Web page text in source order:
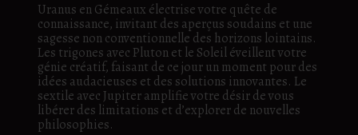
Uranus en Gémeaux électrise votre quête de
connaissance, invitant des aperçus soudains et une
sagesse non conventionnelle des horizons lointains.
Les trigones avec Pluton et le Soleil éveillent votre
génie créatif, faisant de ce jour un moment pour des
idées audacieuses et des solutions innovantes. Le
sextile avec Jupiter amplifie votre désir de vous
libérer des limitations et d’explorer de nouvelles
philosophies.